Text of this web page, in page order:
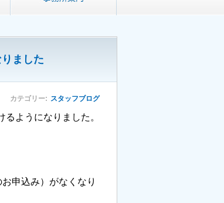
ました
カテゴリー スタッフブログ
ようになりました。
申込み）がなくなり